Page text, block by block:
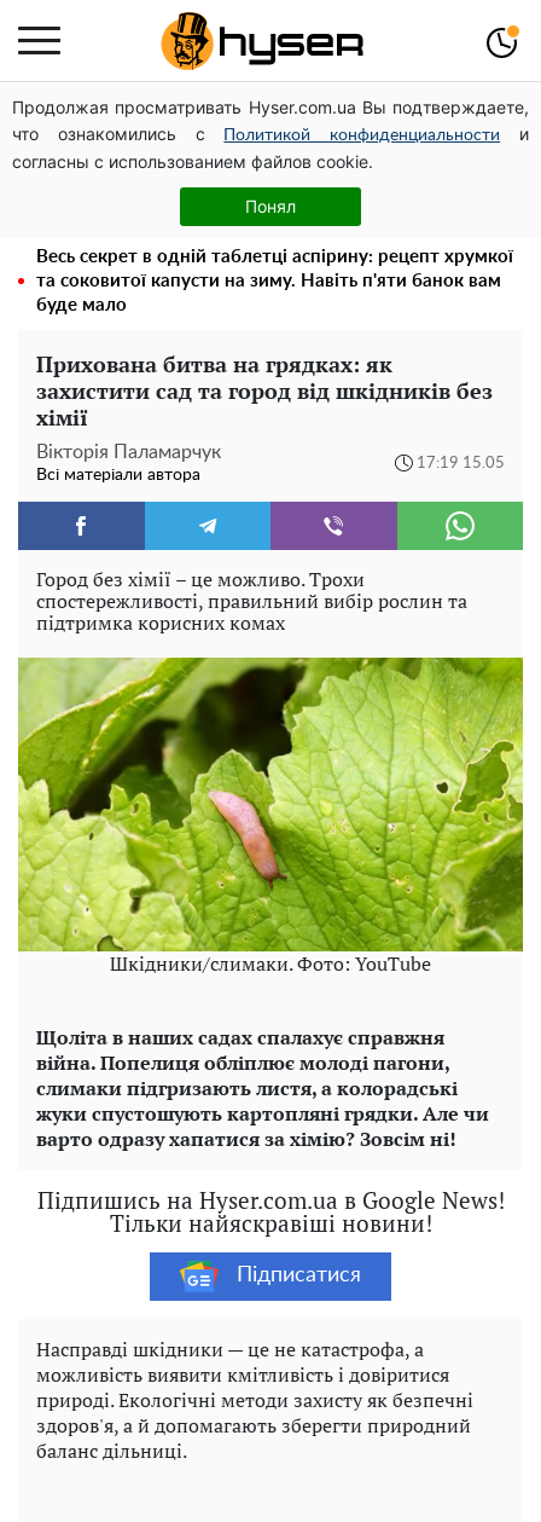
Продолжая просматривать Hyser.com.ua Вы подтверждаете,
что ознакомились с
Политикой конфиденциальности
и
согласны с использованием файлов cookie.
Понял
Дрони із націнкою: Олександр Конотопський вивів
мільйони оборонного бюджету через фіктивну фірму в
Естонії
Гола Олена Тополя у цікавих позах змусила відвисати
щелепи: злив відео – було лише початком
Весь секрет в одній таблетці аспірину: рецепт хрумкої
та соковитої капусти на зиму. Навіть п'яти банок вам
буде мало
Прихована битва на грядках: як
захистити сад та город від шкідників без
хімії
Вікторія Паламарчук
Всі матеріали автора
17:19 15.05
Город без хімії – це можливо. Трохи
спостережливості, правильний вибір рослин та
підтримка корисних комах
Шкідники/слимаки. Фото: YouTube
Щоліта в наших садах спалахує справжня
війна. Попелиця обліплює молоді пагони,
слимаки підгризають листя, а колорадські
жуки спустошують картопляні грядки. Але чи
варто одразу хапатися за хімію? Зовсім ні!
Підпишись на Hyser.com.ua в Google News!
Тільки найяскравіші новини!
Підписатися
Насправді шкідники — це не катастрофа, а
можливість виявити кмітливість і довіритися
природі. Екологічні методи захисту як безпечні
здоров'я, а й допомагають зберегти природний
баланс дільниці.